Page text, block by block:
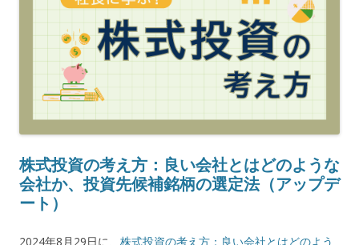
株式投資の考え方：良い会社とはどのような
会社か、投資先候補銘柄の選定法（アップデ
ート）
2024年8月29日に、 株式投資の考え方：良い会社とはどのよう